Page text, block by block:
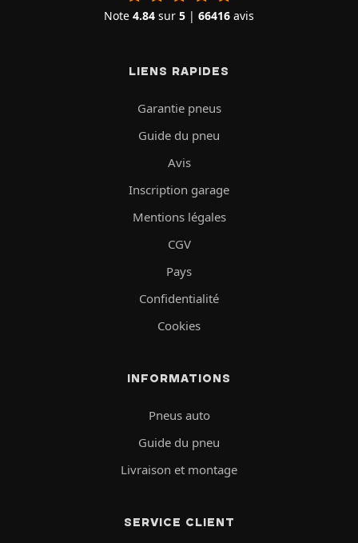
Note 4.84 sur 5 | 66416 avis
LIENS RAPIDES
Garantie pneus
Guide du pneu
Avis
Inscription garage
Mentions légales
CGV
Pays
Confidentialité
Cookies
INFORMATIONS
Pneus auto
Guide du pneu
Livraison et montage
SERVICE CLIENT